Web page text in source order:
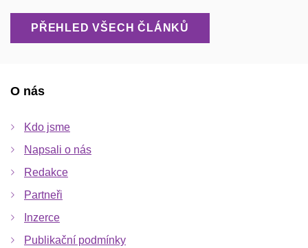
PŘEHLED VŠECH ČLÁNKŮ
O nás
Kdo jsme
Napsali o nás
Redakce
Partneři
Inzerce
Publikační podmínky